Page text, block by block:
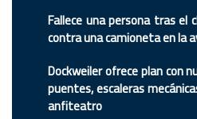
Fallece una persona tras el
contra una camioneta en la
Dockweiler ofrece plan con
puentes, escaleras
anfiteatro